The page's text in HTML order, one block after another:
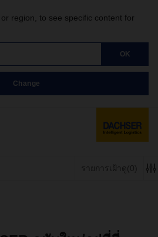
region, to see specific content for
OK
Change
รายการเฝ้าดู(0)